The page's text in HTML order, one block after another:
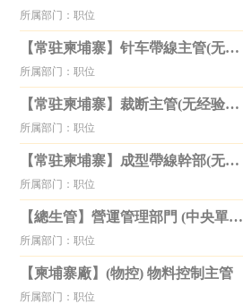
所属部门：职位
【常驻柬埔寨】针车帶線主管(无经验或经验少也可)_更新至2026.6.22
所属部门：职位
【常驻柬埔寨】裁断主管(无经验或经验少也可)_更新2026.6.22
所属部门：职位
【常驻柬埔寨】成型帶線幹部(无经验或经验少也可)_更新至2025.10.6
所属部门：职位
【總生管】營運管理部門 (中央單位)
所属部门：职位
【柬埔寨廠】(物控) 物料控制主管
所属部门：职位